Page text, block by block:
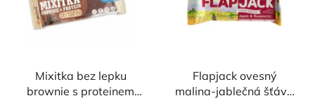
Mixitka bez lepku
brownie s proteinem
Flapjack ovesný
malina-jablečná šťáva